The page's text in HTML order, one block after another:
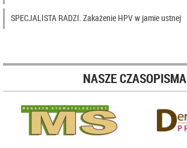
SPECJALISTA RADZI. Zakażenie HPV w jamie ustnej
NASZE CZASOPISMA